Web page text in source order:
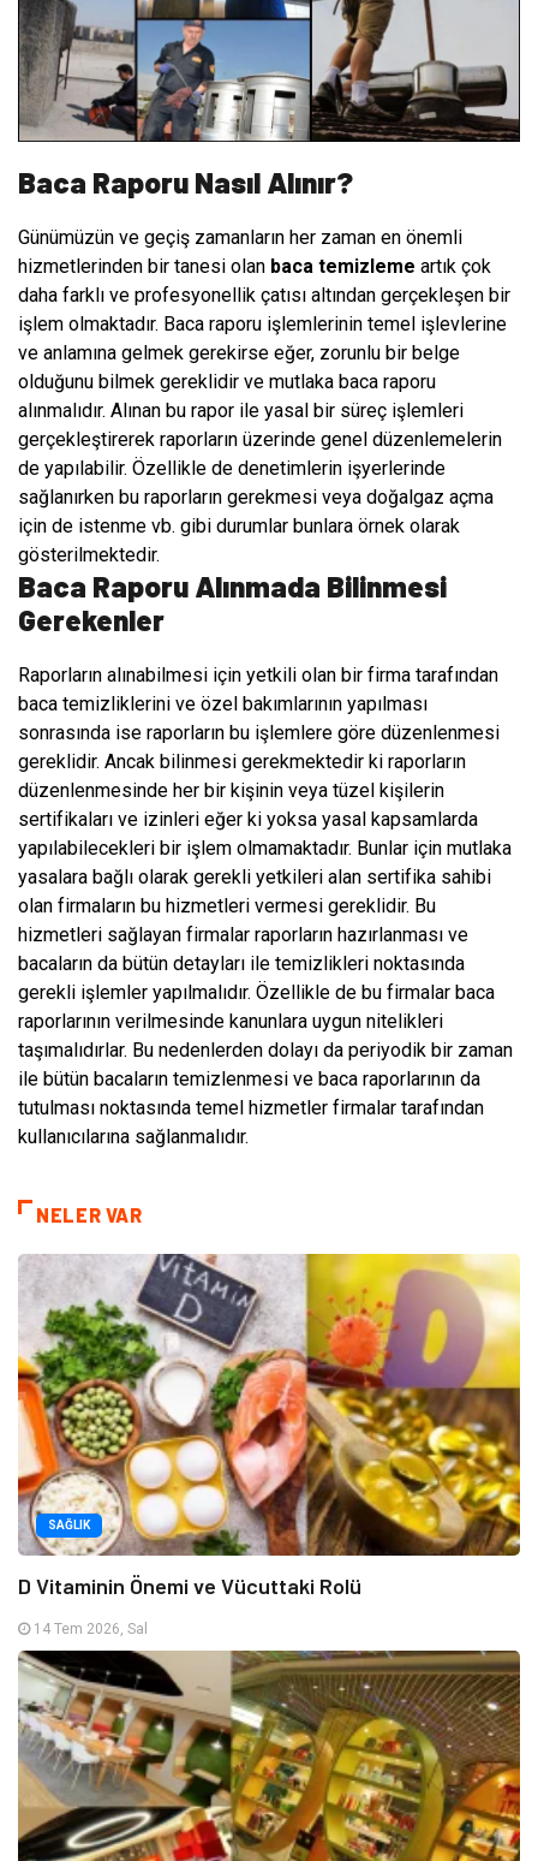
Baca Raporu Nasıl Alınır?
Günümüzün ve geçiş zamanların her zaman en önemli
hizmetlerinden bir tanesi olan baca temizleme artık çok
daha farklı ve profesyonellik çatısı altından gerçekleşen bir
işlem olmaktadır. Baca raporu işlemlerinin temel işlevlerine
ve anlamına gelmek gerekirse eğer, zorunlu bir belge
olduğunu bilmek gereklidir ve mutlaka baca raporu
alınmalıdır. Alınan bu rapor ile yasal bir süreç işlemleri
gerçekleştirerek raporların üzerinde genel düzenlemelerin
de yapılabilir. Özellikle de denetimlerin işyerlerinde
sağlanırken bu raporların gerekmesi veya doğalgaz açma
için de istenme vb. gibi durumlar bunlara örnek olarak
gösterilmektedir.
Baca Raporu Alınmada Bilinmesi
Gerekenler
Raporların alınabilmesi için yetkili olan bir firma tarafından
baca temizliklerini ve özel bakımlarının yapılması
sonrasında ise raporların bu işlemlere göre düzenlenmesi
gereklidir. Ancak bilinmesi gerekmektedir ki raporların
düzenlenmesinde her bir kişinin veya tüzel kişilerin
sertifikaları ve izinleri eğer ki yoksa yasal kapsamlarda
yapılabilecekleri bir işlem olmamaktadır. Bunlar için mutlaka
yasalara bağlı olarak gerekli yetkileri alan sertifika sahibi
olan firmaların bu hizmetleri vermesi gereklidir. Bu
hizmetleri sağlayan firmalar raporların hazırlanması ve
bacaların da bütün detayları ile temizlikleri noktasında
gerekli işlemler yapılmalıdır. Özellikle de bu firmalar baca
raporlarının verilmesinde kanunlara uygun nitelikleri
taşımalıdırlar. Bu nedenlerden dolayı da periyodik bir zaman
ile bütün bacaların temizlenmesi ve baca raporlarının da
tutulması noktasında temel hizmetler firmalar tarafından
kullanıcılarına sağlanmalıdır.
NELER VAR
SAĞLIK
D Vitaminin Önemi ve Vücuttaki Rolü
14 Tem 2026, Sal